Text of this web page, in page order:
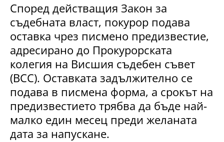
Според действащия Закон за
съдебната власт, покурор подава
оставка чрез писмено предизвестие,
адресирано до Прокурорската
колегия на Висшия съдебен съвет
(ВСС). Оставката задължително се
подава в писмена форма, а срокът на
предизвестието трябва да бъде най-
малко един месец преди желаната
дата за напускане.